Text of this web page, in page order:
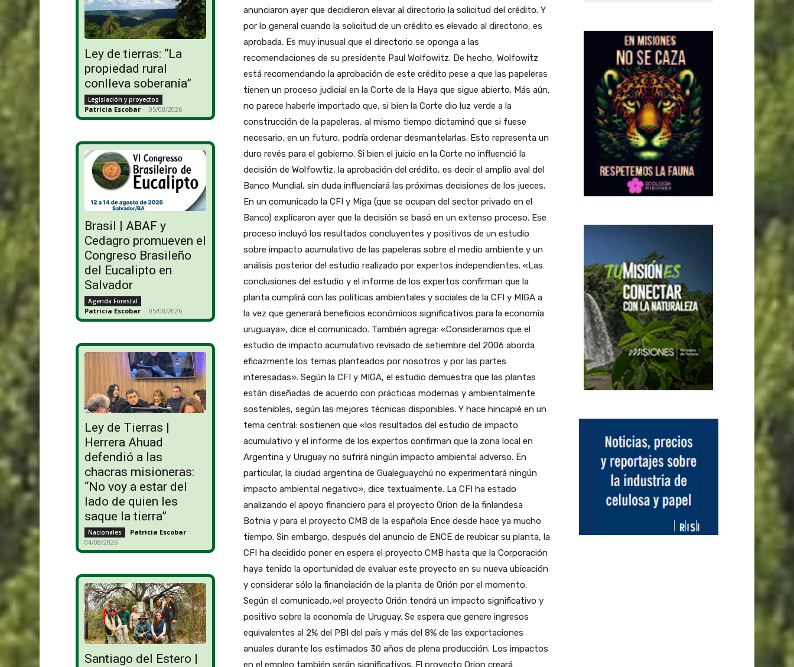
Ley de tierras: “La
propiedad rural
conlleva soberanía”
Legislación y proyectos
Patricia Escobar - 05/08/2026
Brasil | ABAF y
Cedagro promueven el
Congreso Brasileño
del Eucalipto en
Salvador
Agenda Forestal
Patricia Escobar - 05/08/2026
Ley de Tierras |
Herrera Ahuad
defendió a las
chacras misioneras:
“No voy a estar del
lado de quien les
saque la tierra”
Nacionales Patricia Escobar -
04/08/2026
Santiago del Estero |
anunciaron ayer que decidieron elevar al directorio la solicitud del crédito. Y
por lo general cuando la solicitud de un crédito es elevado al directorio, es
aprobada. Es muy inusual que el directorio se oponga a las
recomendaciones de su presidente Paul Wolfowitz. De hecho, Wolfowitz
está recomendando la aprobación de este crédito pese a que las papeleras
tienen un proceso judicial en la Corte de la Haya que sigue abierto. Más aún,
no parece haberle importado que, si bien la Corte dio luz verde a la
construcción de la papeleras, al mismo tiempo dictaminó que si fuese
necesario, en un futuro, podría ordenar desmantelarlas. Esto representa un
duro revés para el gobierno. Si bien el juicio en la Corte no influenció la
decisión de Wolfowtiz, la aprobación del crédito, es decir el amplio aval del
Banco Mundial, sin duda influenciará las próximas decisiones de los jueces.
En un comunicado la CFI y Miga (que se ocupan del sector privado en el
Banco) explicaron ayer que la decisión se basó en un extenso proceso. Ese
proceso incluyó los resultados concluyentes y positivos de un estudio
sobre impacto acumulativo de las papeleras sobre el medio ambiente y un
análisis posterior del estudio realizado por expertos independientes. «Las
conclusiones del estudio y el informe de los expertos confirman que la
planta cumplirá con las políticas ambientales y sociales de la CFI y MIGA a
la vez que generará beneficios económicos significativos para la economía
uruguaya», dice el comunicado. También agrega: «Consideramos que el
estudio de impacto acumulativo revisado de setiembre del 2006 aborda
eficazmente los temas planteados por nosotros y por las partes
interesadas». Según la CFI y MIGA, el estudio demuestra que las plantas
están diseñadas de acuerdo con prácticas modernas y ambientalmente
sostenibles, según las mejores técnicas disponibles. Y hace hincapié en un
tema central: sostienen que «los resultados del estudio de impacto
acumulativo y el informe de los expertos confirman que la zona local en
Argentina y Uruguay no sufrirá ningún impacto ambiental adverso. En
particular, la ciudad argentina de Gualeguaychú no experimentará ningún
impacto ambiental negativo», dice textualmente. La CFI ha estado
analizando el apoyo financiero para el proyecto Orion de la finlandesa
Botnia y para el proyecto CMB de la española Ence desde hace ya mucho
tiempo. Sin embargo, después del anuncio de ENCE de reubicar su planta, la
CFI ha decidido poner en espera el proyecto CMB hasta que la Corporación
haya tenido la oportunidad de evaluar este proyecto en su nueva ubicación
y considerar sólo la financiación de la planta de Orión por el momento.
Según el comunicado,»el proyecto Orión tendrá un impacto significativo y
positivo sobre la economía de Uruguay. Se espera que genere ingresos
equivalentes al 2% del PBI del país y más del 8% de las exportaciones
anuales durante los estimados 30 años de plena producción. Los impactos
en el empleo también serán significativos. El proyecto Orion creará